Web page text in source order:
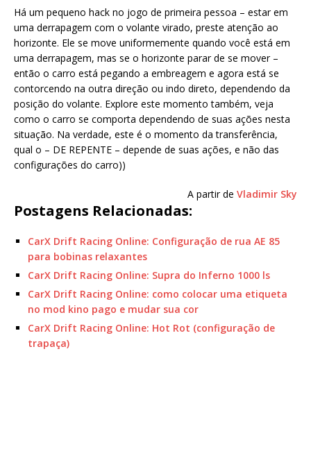
Há um pequeno hack no jogo de primeira pessoa – estar em
uma derrapagem com o volante virado, preste atenção ao
horizonte. Ele se move uniformemente quando você está em
uma derrapagem, mas se o horizonte parar de se mover –
então o carro está pegando a embreagem e agora está se
contorcendo na outra direção ou indo direto, dependendo da
posição do volante. Explore este momento também, veja
como o carro se comporta dependendo de suas ações nesta
situação. Na verdade, este é o momento da transferência,
qual o – DE REPENTE – depende de suas ações, e não das
configurações do carro))
A partir de Vladimir Sky
Postagens Relacionadas:
CarX Drift Racing Online: Configuração de rua AE 85
para bobinas relaxantes
CarX Drift Racing Online: Supra do Inferno 1000 ls
CarX Drift Racing Online: como colocar uma etiqueta
no mod kino pago e mudar sua cor
CarX Drift Racing Online: Hot Rot (configuração de
trapaça)